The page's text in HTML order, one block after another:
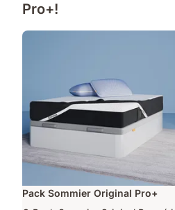
Pro+!
Pack Sommier Original Pro+